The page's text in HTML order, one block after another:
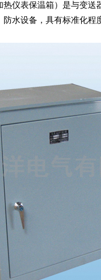
仪表保温箱）是与变送
防水设备，具有标准化